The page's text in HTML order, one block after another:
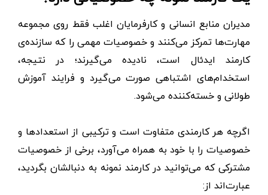
مدیران منابع انسانی و کارفرمایان اغلب فقط روی مجموعه‌
مهارت‌ها تمرکز می‌کنند و خصوصیات مهمی را که سازنده‌ی
کارمند ایدئال است، نادیده می‌گیرند؛ در نتیجه،
استخدام‌های اشتباهی صورت می‌گیرد و فرایند آموزش
طولانی و خسته‌کننده می‌شود.
اگرچه هر کارمندی متفاوت است و ترکیبی از استعدادها و
خصوصیات را با خود به همراه می‌آورد، برخی از خصوصیات
مشترکی که می‌توانید در کارمند نمونه به دنبالشان بگردید،
عبارت‌اند از: